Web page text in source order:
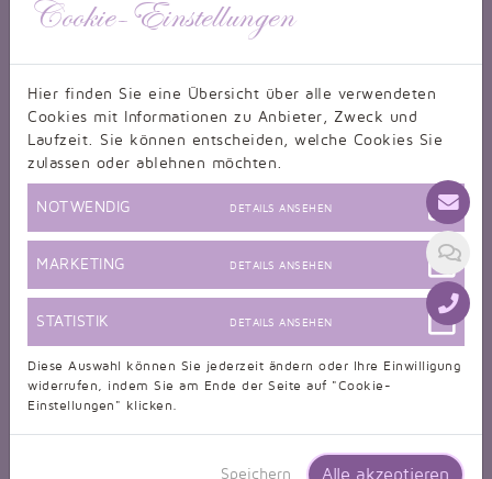
Cookie-Einstellungen
Hier finden Sie eine Übersicht über alle verwendeten
Cookies mit Informationen zu Anbieter, Zweck und
Laufzeit. Sie können entscheiden, welche Cookies Sie
zulassen oder ablehnen möchten.
NOTWENDIG DETAILS ANSEHEN
MARKETING DETAILS ANSEHEN
STATISTIK DETAILS ANSEHEN
Diese Auswahl können Sie jederzeit ändern oder Ihre Einwilligung
widerrufen, indem Sie am Ende der Seite auf "Cookie-
Einstellungen" klicken.
Speichern Alle akzeptieren